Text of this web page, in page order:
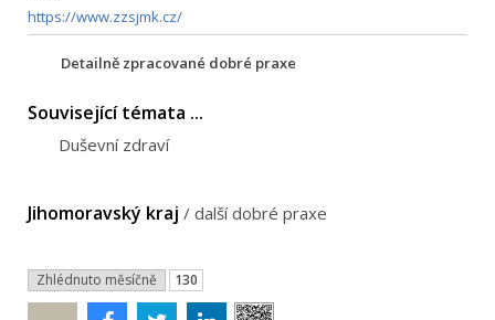
https://www.zzsjmk.cz/
Detailně zpracované dobré praxe
Související témata ...
Duševní zdraví
Jihomoravský kraj / další dobré praxe
Zhlédnuto měsíčně 130